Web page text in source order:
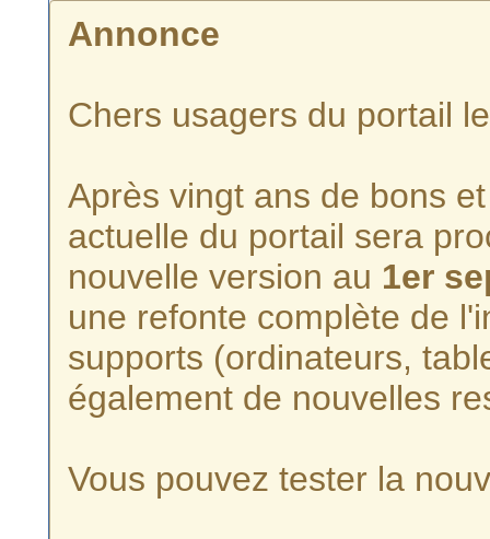
Annonce
Chers usagers du portail
Après vingt ans de bons
actuelle du portail sera
nouvelle version au 1er
une refonte complète de
supports (ordinateurs,
également de nouvelles
Vous pouvez tester la